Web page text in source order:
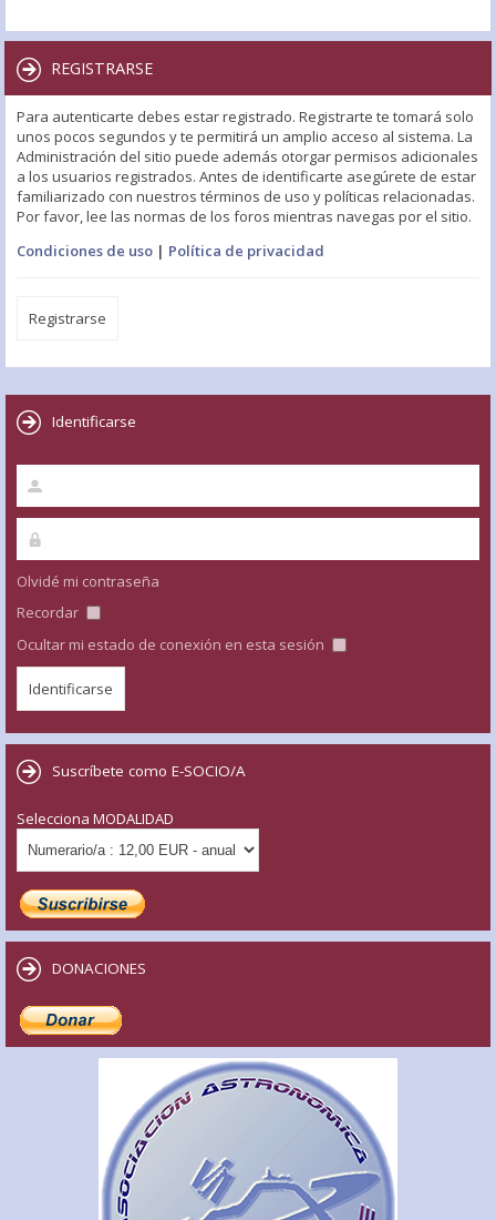
REGISTRARSE
Para autenticarte debes estar registrado. Registrarte te tomará solo
unos pocos segundos y te permitirá un amplio acceso al sistema. La
Administración del sitio puede además otorgar permisos adicionales
a los usuarios registrados. Antes de identificarte asegúrete de estar
familiarizado con nuestros términos de uso y políticas relacionadas.
Por favor, lee las normas de los foros mientras navegas por el sitio.
Condiciones de uso | Política de privacidad
Registrarse
Identificarse
Olvidé mi contraseña
Recordar
Ocultar mi estado de conexión en esta sesión
Suscríbete como E-SOCIO/A
Selecciona MODALIDAD
DONACIONES